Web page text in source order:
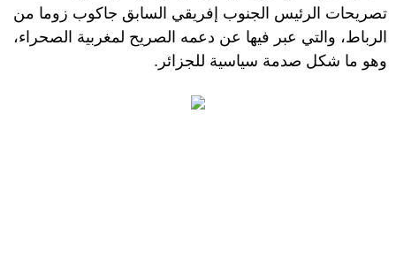
تصريحات الرئيس الجنوب إفريقي السابق جاكوب زوما من
الرباط، والتي عبر فيها عن دعمه الصريح لمغربية الصحراء،
وهو ما شكل صدمة سياسية للجزائر.